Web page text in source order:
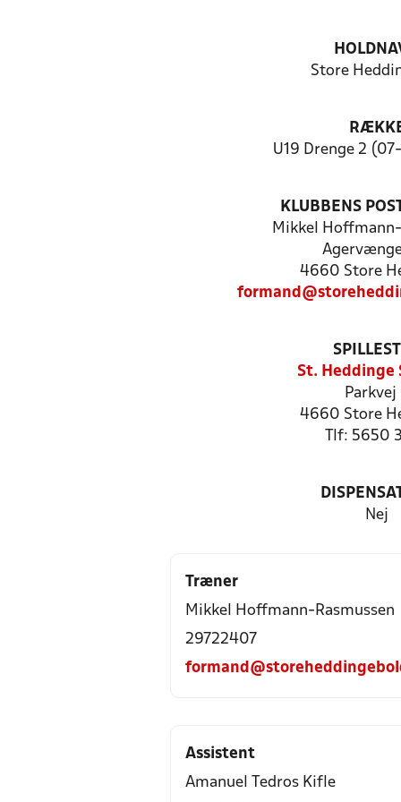
Store
U19 Drenge 2
KLUBBENS
Mikkel
4660 Store
St. Heddinge
Parkvej
4660 Store
Tlf: 5650
Nej
Træner
Mikkel Hoffmann-Rasmussen
29722407
Assistent
Amanuel Tedros Kifle